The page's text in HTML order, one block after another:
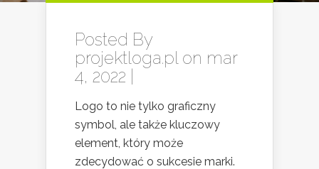
Posted By
projektloga.pl on mar
4, 2022 |
Logo to nie tylko graficzny
symbol, ale także kluczowy
element, który może
zdecydować o sukcesie marki.